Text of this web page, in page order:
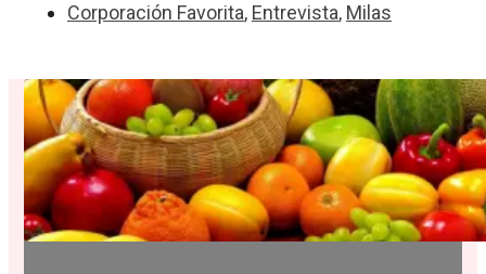
Corporación Favorita, Entrevista, Milas